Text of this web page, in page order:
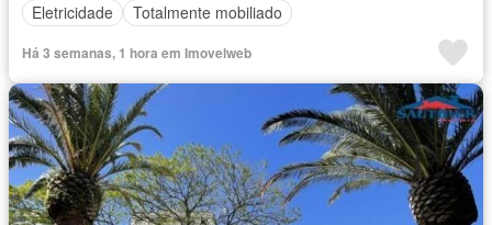
Eletricidade
Totalmente mobiliado
Há 3 semanas, 1 hora em Imovelweb